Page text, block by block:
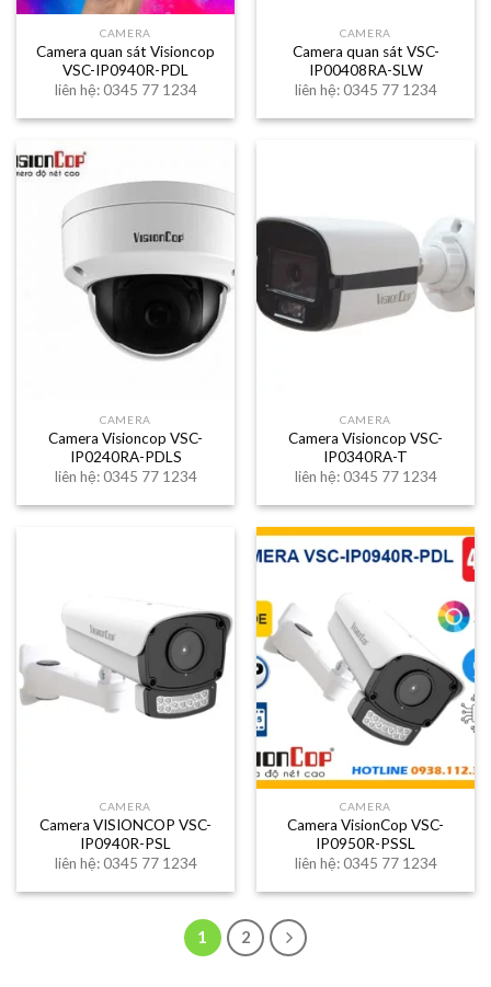
CAMERA
Camera quan sát Visioncop
VSC-IP0940R-PDL
liên hệ: 0345 77 1234
CAMERA
Camera quan sát VSC-
IP00408RA-SLW
liên hệ: 0345 77 1234
CAMERA
Camera Visioncop VSC-
IP0240RA-PDLS
liên hệ: 0345 77 1234
CAMERA
Camera Visioncop VSC-
IP0340RA-T
liên hệ: 0345 77 1234
CAMERA
Camera VISIONCOP VSC-
IP0940R-PSL
liên hệ: 0345 77 1234
CAMERA
Camera VisionCop VSC-
IP0950R-PSSL
liên hệ: 0345 77 1234
1 2